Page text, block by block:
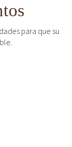
para que su